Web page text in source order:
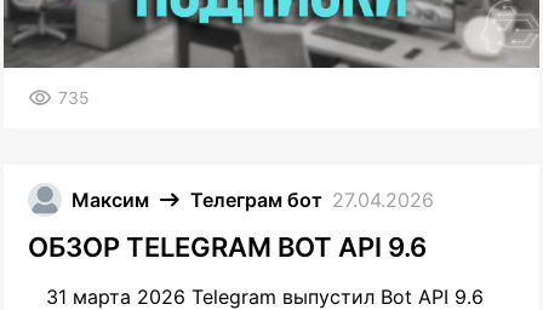
735
Максим Телеграм бот 27.04.2026
ОБЗОР TELEGRAM BOT API 9.6
31 марта 2026 Telegram выпустил Bot API 9.6